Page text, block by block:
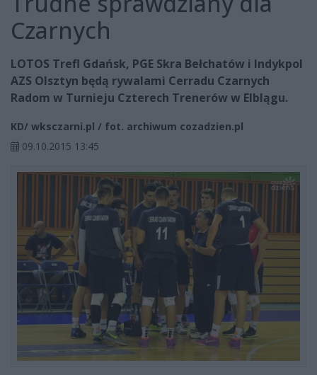
Czarnych
LOTOS Trefl Gdańsk, PGE Skra Bełchatów i Indykpol
AZS Olsztyn będą rywalami Cerradu Czarnych
Radom w Turnieju Czterech Trenerów w Elblągu.
KD/ wksczarni.pl / fot. archiwum cozadzien.pl
09.10.2015 13:45